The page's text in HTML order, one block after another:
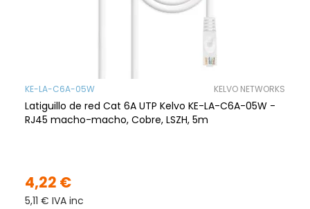
KE-LA-C6A-05W KELVO NETWORKS
Latiguillo de red Cat 6A UTP Kelvo KE-LA-C6A-05W -
RJ45 macho-macho, Cobre, LSZH, 5m
4,22 €
5,11 € IVA inc